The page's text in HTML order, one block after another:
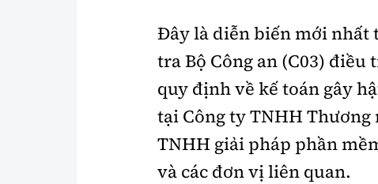
Đây là diễn biến mới nhất
tra Bộ Công an (C03)
quy định về kế toán gây
tại Công ty TNHH
TNHH giải pháp phần
và các đơn vị liên quan.